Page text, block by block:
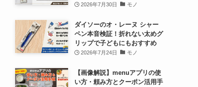
2026年7月30日 モノ
ダイソーのオ・レーヌ シャー
ペン本音検証！折れない太めグ
リップで子どもにもおすすめ
2026年7月24日 モノ
【画像解説】menuアプリの使
い方・頼み方とクーポン活用手